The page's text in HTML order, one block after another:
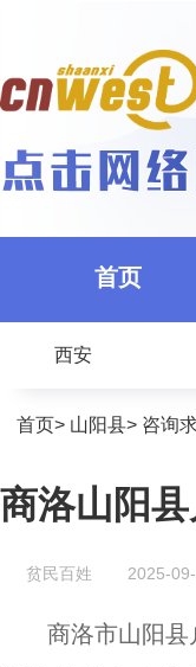
首页
西安
首页> 山阳县> 咨询
商洛山阳
贫民百姓 2025-
商洛市山阳县